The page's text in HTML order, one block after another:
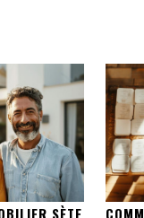
SÈTE